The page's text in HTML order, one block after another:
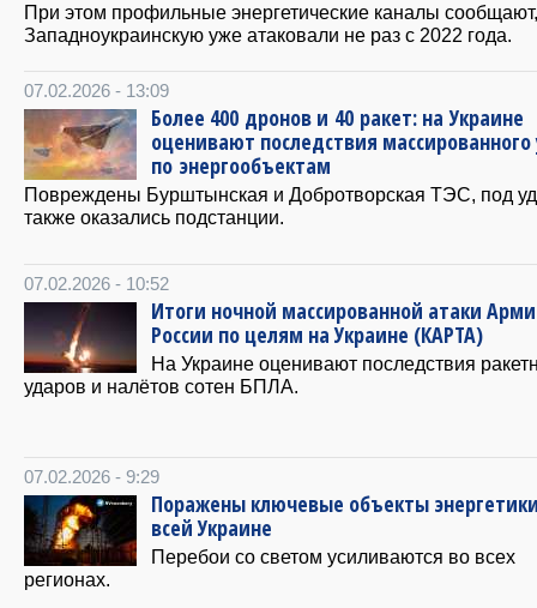
При этом профильные энергетические каналы
Западноукраинскую уже атаковали не раз с 2022 года.
07.02.2026 - 13:09
Более 400 дронов и 40 ракет: на Украине
оценивают последствия
по энергообъектам
Повреждены Бурштынская и Добротворская ТЭС, под
также оказались подстанции.
07.02.2026 - 10:52
Итоги ночной массированной атаки
России по целям на Украине (КАРТА)
На Украине оценивают последствия
ударов и налётов сотен БПЛА.
07.02.2026 - 9:29
Поражены ключевые объекты
всей Украине
Перебои со светом усиливаются во всех
регионах.